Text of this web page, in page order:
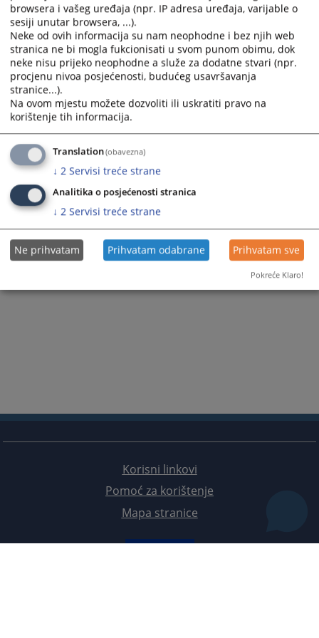
Prateći dokumenti
Izvjestaj o korupciji za 2025
265
Korisni linkovi
Pomoć za korištenje
Mapa stranice
browsera i vašeg uređaja (npr. IP adresa uređaja, varijable o
sesiji unutar browsera, ...).
Neke od ovih informacija su nam neophodne i bez njih web
stranica ne bi mogla fukcionisati u svom punom obimu, dok
neke nisu prijeko neophodne a služe za dodatne stvari (npr.
procjenu nivoa posjećenosti, budućeg usavršavanja
stranice...).
Na ovom mjestu možete dozvoliti ili uskratiti pravo na
korištenje tih informacija.
Translation(obavezna)
↓ 2 Servisi treće strane
Analitika o posjećenosti stranica
↓ 2 Servisi treće strane
Ne prihvatam Prihvatam odabrane Prihvatam sve
Pokreće Klaro!